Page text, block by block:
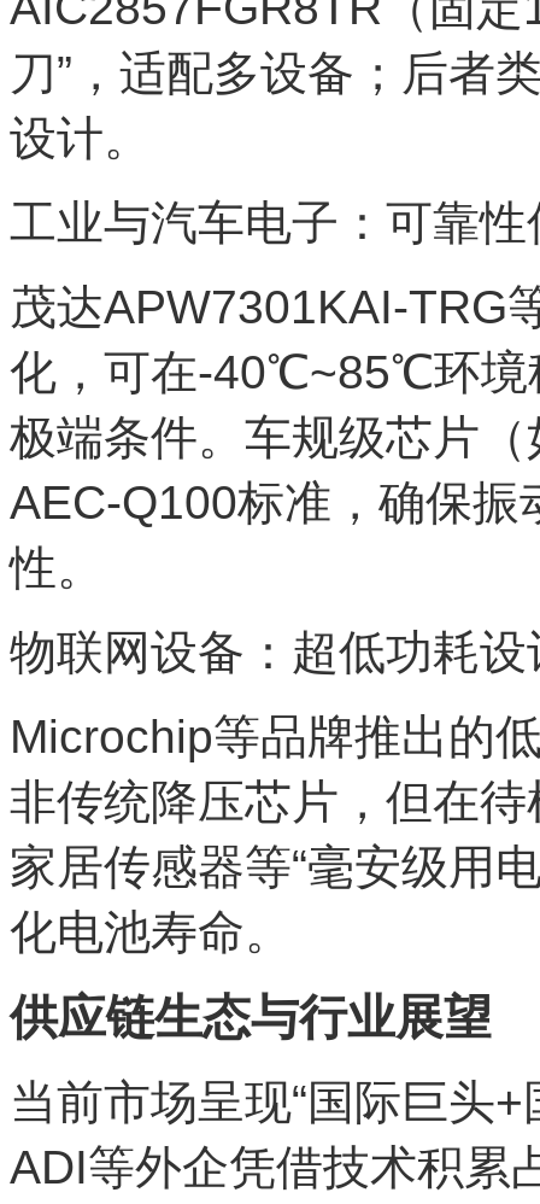
刀”，适配多设备；后者
设计。
工业与汽车电子：可靠性
茂达APW7301KAI-TRG
化，可在-40℃~85℃环境
极端条件。车规级芯片
AEC-Q100标准，确保
性。
物联网设备：超低功耗设
Microchip等品牌推出的
非传统降压芯片，但在
家居传感器等“毫安级用
化电池寿命。
供应链生态与行业展望
当前市场呈现“国际巨头
ADI等外企凭借技术积累